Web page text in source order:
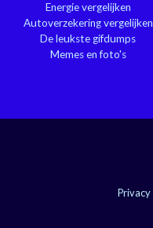
Energie vergelijken
Autoverzekering vergelijken
De leukste gifdumps
Memes en foto's
Privacy